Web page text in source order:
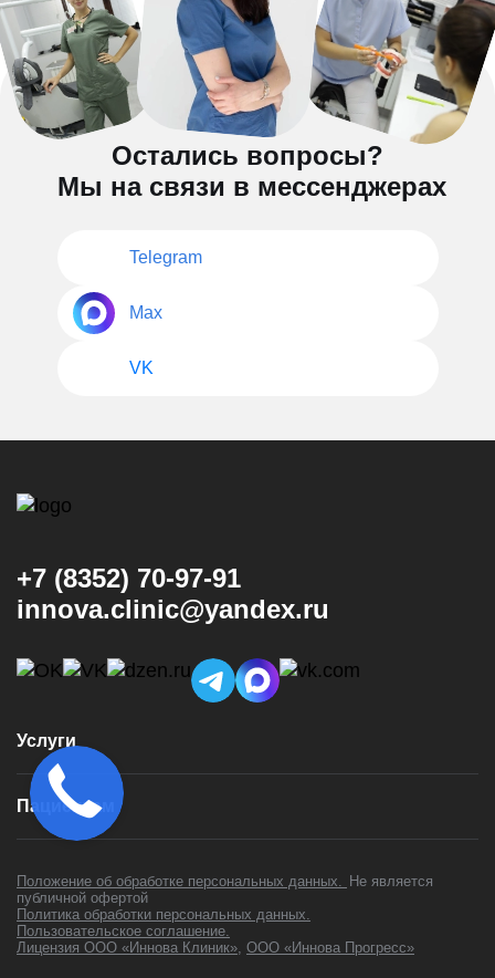
Остались вопросы?
Мы на связи в мессенджерах
Telegram
Max
VK
+7 (8352) 70-97-91
innova.clinic@yandex.ru
Услуги
Консультация и диагностика
Имплантация
Коронки
Установка брекетов
Установка элайнеров
Лечение зубов
Пациентам
Цены
Контакты
Акции
Положение об обработке персональных данных. Не является
публичной офертой
Политика обработки персональных данных.
Пользовательское соглашение.
Лицензия ООО «Иннова Клиник», ООО «Иннова Прогресс»